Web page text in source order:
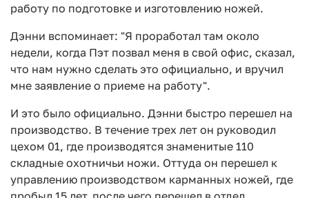
работу по подготовке и изготовлению ножей.
Дэнни вспоминает: "Я проработал там около
недели, когда Пэт позвал меня в свой офис, сказал,
что нам нужно сделать это официально, и вручил
мне заявление о приеме на работу".
И это было официально. Дэнни быстро перешел на
производство. В течение трех лет он руководил
цехом 01, где производятся знаменитые 110
складные охотничьи ножи. Оттуда он перешел к
управлению производством карманных ножей, где